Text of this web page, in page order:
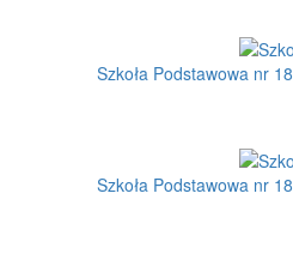
Szkoła Podstawowa nr 18
Szkoła Podstawowa nr 18